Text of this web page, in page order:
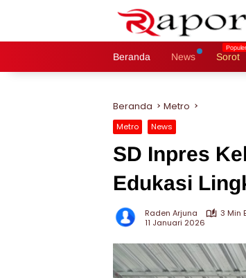
Beranda News Sorot
Beranda Metro
Metro News
SD Inpres
Edukasi
Raden Arjuna
3 Min
11 Januari 2026